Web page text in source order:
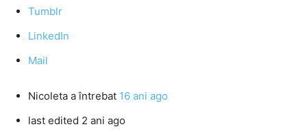
Tumblr
LinkedIn
Mail
Nicoleta a întrebat 16 ani ago
last edited 2 ani ago